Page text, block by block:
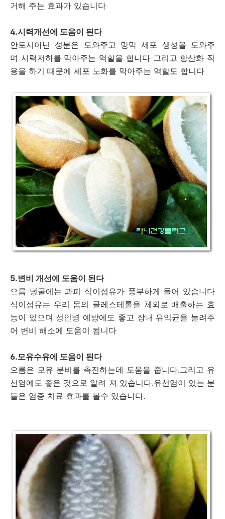
거해 주는 효과가 있습니다
4.시력개선에 도움이 된다
안토시아닌 성분은 도와주고 망막 세포 생성을 도와주
며 시력저하를 막아주는 역할을 합니다 그리고 항산화 작
용을 하기 때문에 세포 노화를 막아주는 역할도 합니다
5.변비 개선에 도움이 된다
으름 덩굴에는 과피 식이섬유가 풍부하게 들어 있습니다
식이섬유는 우리 몸의 콜레스테롤을 체외로 배출하는 효
능이 있으며 성인병 예방에도 좋고 장내 유익균을 늘려주
어 변비 해소에 도움이 됩니다
6.모유수유에 도움이 된다
으름은 모유 분비를 촉진하는데 도움을 줍니다.그리고 유
선염에도 좋은 것으로 알려 져 있습니다.유선염이 있는 분
들은 염증 치료 효과를 볼수 있습니다.